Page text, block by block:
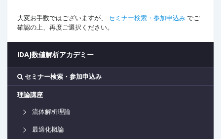
大変お手数ではございますが、 セミナー検索・参加申込みでご
確認の上、再度ご選択ください。
IDAJ数値解析アカデミー
セミナー検索・参加申込み
理論講座
流体解析理論
最適化概論